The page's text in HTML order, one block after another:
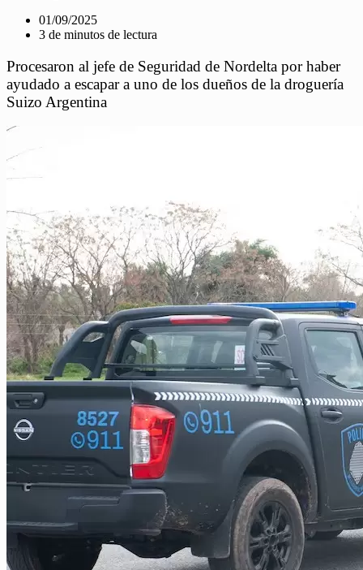
01/09/2025
3 de minutos de lectura
Procesaron al jefe de Seguridad de Nordelta por haber
ayudado a escapar a uno de los dueños de la droguería
Suizo Argentina